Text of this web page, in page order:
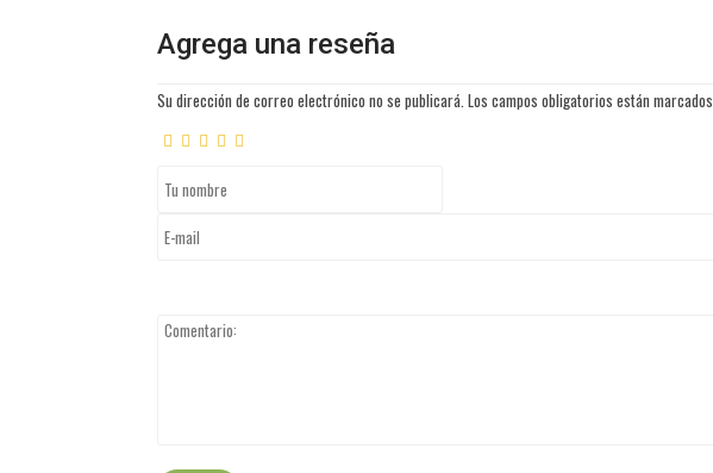
Agrega una reseña
Su dirección de correo electrónico no se publicará. Los campos obligatorios están marcados